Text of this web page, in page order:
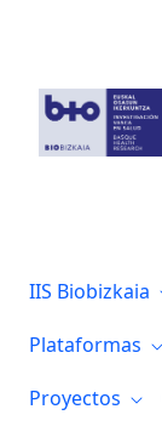
IIS Biobizkaia
Plataformas
Proyectos